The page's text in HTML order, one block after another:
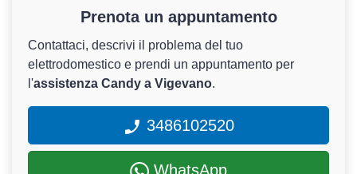
Prenota un appuntamento
Contattaci, descrivi il problema del tuo
elettrodomestico e prendi un appuntamento per
l'assistenza Candy a Vigevano.
3486102520
WhatsApp